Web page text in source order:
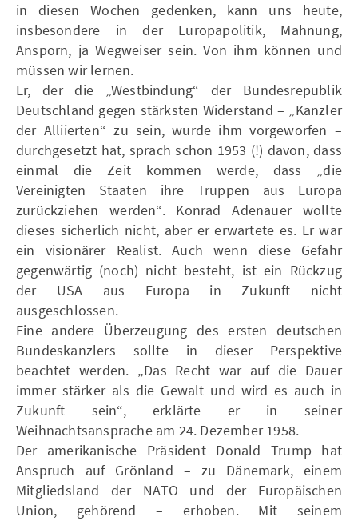
in diesen Wochen gedenken, kann uns heute,
insbesondere in der Europapolitik, Mahnung,
Ansporn, ja Wegweiser sein. Von ihm können und
müssen wir lernen.
Er, der die „Westbindung“ der Bundesrepublik
Deutschland gegen stärksten Widerstand – „Kanzler
der Alliierten“ zu sein, wurde ihm vorgeworfen –
durchgesetzt hat, sprach schon 1953 (!) davon, dass
einmal die Zeit kommen werde, dass „die
Vereinigten Staaten ihre Truppen aus Europa
zurückziehen werden“. Konrad Adenauer wollte
dieses sicherlich nicht, aber er erwartete es. Er war
ein visionärer Realist. Auch wenn diese Gefahr
gegenwärtig (noch) nicht besteht, ist ein Rückzug
der USA aus Europa in Zukunft nicht
ausgeschlossen.
Eine andere Überzeugung des ersten deutschen
Bundeskanzlers sollte in dieser Perspektive
beachtet werden. „Das Recht war auf die Dauer
immer stärker als die Gewalt und wird es auch in
Zukunft sein“, erklärte er in seiner
Weihnachtsansprache am 24. Dezember 1958.
Der amerikanische Präsident Donald Trump hat
Anspruch auf Grönland – zu Dänemark, einem
Mitgliedsland der NATO und der Europäischen
Union, gehörend – erhoben. Mit seinem